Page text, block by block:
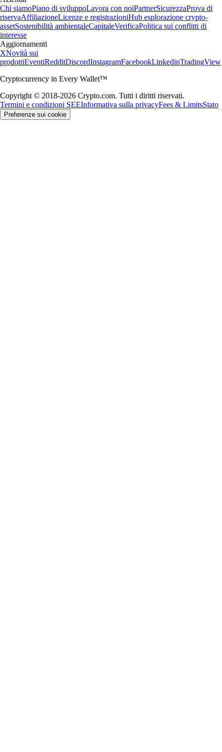
Chi siamoPiano di sviluppoLavora con noiPartnerSicurezzaProva di
riservaAffiliazioneLicenze e registrazioniHub esplorazione crypto-
assetSostenibilità ambientaleCapitaleVerificaPolitica sui conflitti di
interesse
Aggiornamenti
XNovità sui
prodottiEventiRedditDiscordInstagramFacebookLinkedinTradingView
Cryptocurrency in Every Wallet™
Copyright © 2018-2026 Crypto.com. Tutti i diritti riservati.
Termini e condizioni SEEInformativa sulla privacyFees & LimitsStato
Preferenze sui cookie